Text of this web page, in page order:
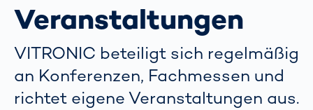
Veranstaltungen
VITRONIC beteiligt sich regelmäßig
an Konferenzen, Fachmessen und
richtet eigene Veranstaltungen aus.